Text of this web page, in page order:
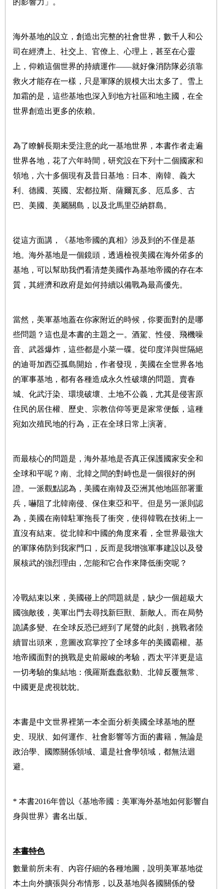
海外基地的設立，創造出完整的社會世界，數千人和公
司在經濟上、社交上、官僚上、心理上，甚至在心靈
上，仰賴這個世界的持續運作——就好像消防隊必須靠
救火才能存在一樣，只是軍隊的規模大出太多了。雪上
加霜的是，這些基地也深入到地方社區和地主國，在全
世界創造出更多的依賴。
為了瞭解長期未受注意的此一基地世界，本書作者走遍
世界各地，花了六年時間，研究設在下列十二個國家和
領地，六十多個現有及昔日基地：日本、南韓、義大
利、德國、英國、宏都拉斯、薩爾瓦多、厄瓜多、古
巴、美國、美屬關島，以及北馬里亞納群島。
從這方面講，《基地帝國的真相》涉及到的不僅是基
地。海外基地是一個鏡頭，透過檢視美國在海外偌多的
基地，可以幫助我們看清楚美國作為基地帝國的存在本
質，其經濟和政府是如何持續以備戰為最高優先。
當然，美軍基地蓋在你家附近的時候，你要面對的是哪
些問題？這也是本書的主題之一。酒駕、性侵、飛機噪
音、武器爆炸，這些都是小菜一碟。從印度洋與世隔絕
的迪哥加西亞孤島開始，作者發現，美國在全世界各地
的軍事基地，都有各種造成永久性破壞的問題。賣春
城、化武汙染、環境破壞、土地不公義，尤其是侵害原
住民的居住權、歷史、宗教信仰等更是家常便飯，這種
宛如次殖民地的行為，正在全球日常上演著。
而最核心的問題是，海外基地是否真正保護國家安全和
全球和平呢？南、北韓之間的對峙也是一個很好的例
證。一派觀點認為，美國在南韓及亞洲其他地區部署重
兵，嚇阻了北韓南侵、保住東亞和平。但是另一派則認
為，美國在南韓駐軍拖長了衝突，使得韓戰在技術上一
直沒有結束。從北韓和中國的角度來看，全世界最強大
的軍隊佈防到我家門口，反而是我增強軍事建設以及發
展核武的強烈理由，怎能和它合作來降低衝突呢？
冷戰結束以來，美國碰上的問題就是，缺少一個超級大
國強敵後，美軍出門去尋找新巨獸、新敵人。而在局勢
詭譎多變、在全球反恐已經到了尾聲的此刻，挑戰者陸
續冒出頭來，意圖改寫掌控了全球多年的美國霸權。基
地帝國面對的挑戰是史前嚴峻的考驗，西太平洋更是這
一切考驗的集結地：俄羅斯蠢蠢欲動、北韓反覆無常、
中國更是虎視眈眈。
本書是中文世界裡第一本全面分析美國全球基地的歷
史、現狀、如何運作、社會影響等方面的書籍，無論是
政治學、國際關係領域、還是社會學領域，都無法迴
避。
* 本書2016年曾以《基地帝國：美軍海外基地如何影響自
身與世界》書名出版。
本書特色
數量前所未有、內容仔細的各種地圖，說明美軍基地從
本土向外擴張與分布情形，以及基地與各國關係的發